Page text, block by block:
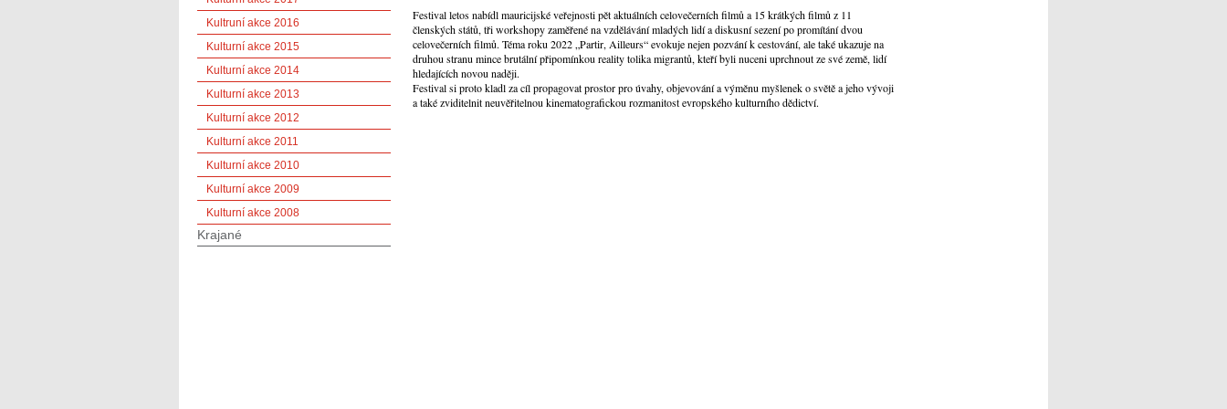
Festival letos nabídl mauricijské veřejnosti pět aktuálních celovečerních filmů a 15 krátkých filmů z 11
členských států, tři workshopy zaměřené na vzdělávání mladých lidí a diskusní sezení po promítání dvou
celovečerních filmů. Téma roku 2022 „Partir, Ailleurs“ evokuje nejen pozvání k cestování, ale také ukazuje na
druhou stranu mince brutální připomínkou reality tolika migrantů, kteří byli nuceni uprchnout ze své země, lidí
hledajících novou naději.
Festival si proto kladl za cíl propagovat prostor pro úvahy, objevování a výměnu myšlenek o světě a jeho vývoji
a také zviditelnit neuvěřitelnou kinematografickou rozmanitost evropského kulturního dědictví.
Kultruní akce 2016
Kulturní akce 2015
Kulturní akce 2014
Kulturní akce 2013
Kulturní akce 2012
Kulturní akce 2011
Kulturní akce 2010
Kulturní akce 2009
Kulturní akce 2008
Krajané